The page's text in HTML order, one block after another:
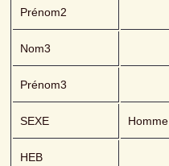
Prénom2
Nom3
Prénom3
SEXE Homme
HEB